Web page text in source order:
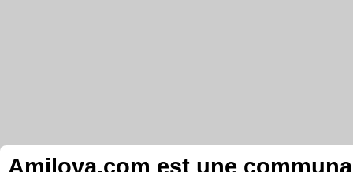
Amilova.com est une